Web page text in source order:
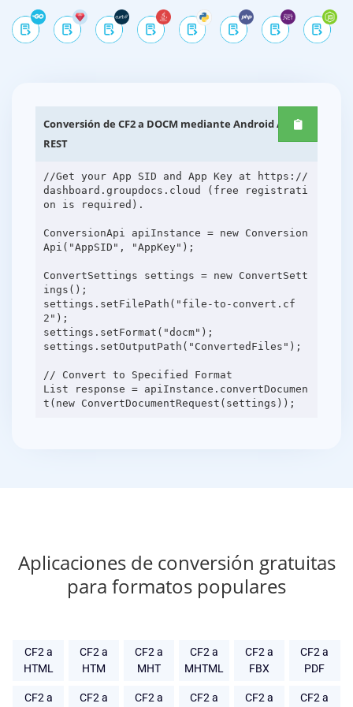
Conversión de CF2 a DOCM mediante Android API
REST
//Get your App SID and App Key at https://
dashboard.groupdocs.cloud (free registrati
on is required).
ConversionApi apiInstance = new Conversion
Api("AppSID", "AppKey");
ConvertSettings settings = new ConvertSett
ings();
settings.setFilePath("file-to-convert.cf
2");
settings.setFormat("docm");
settings.setOutputPath("ConvertedFiles");
// Convert to Specified Format
List response = apiInstance.convertDocumen
Aplicaciones de conversión gratuitas
para formatos populares
CF2 a
HTML
CF2 a
HTM
CF2 a
MHT
CF2 a
MHTML
CF2 a
FBX
CF2 a
PDF
CF2 a
CF2 a
CF2 a
CF2 a
CF2 a
CF2 a